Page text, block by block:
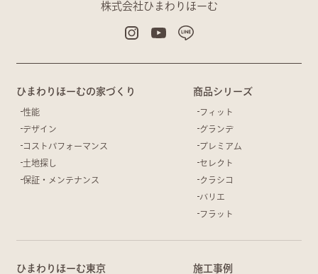
株式会社ひまわりほーむ
ひまわりほーむの家づくり
性能
デザイン
コストパフォーマンス
土地探し
保証・メンテナンス
商品シリーズ
フィット
グランデ
プレミアム
セレクト
クラシコ
バリエ
フラット
ひまわりほーむ東京 施工事例